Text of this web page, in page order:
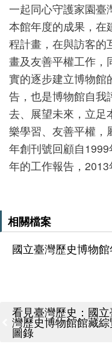
出
版
文
創
圓
夢
網
站
友
善
一起同心守護家園臺
本館年度的成果，在
程計畫，在與訪客的
畫及友善平權工作，
實的逐步建立博物館
告，也是博物館自我
去、展望未來，立足
樂學習、友善平權，
年創刊號回顧自
年的工作報告，2013
相關檔案
國立臺灣歷史博物
看見臺灣歷史：國立
灣歷史博物館館藏綜
圖錄